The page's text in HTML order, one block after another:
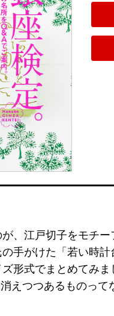
、江戸切子をモチ
手がけた「若い時
形式でまとめてみ
えつつあるものっ